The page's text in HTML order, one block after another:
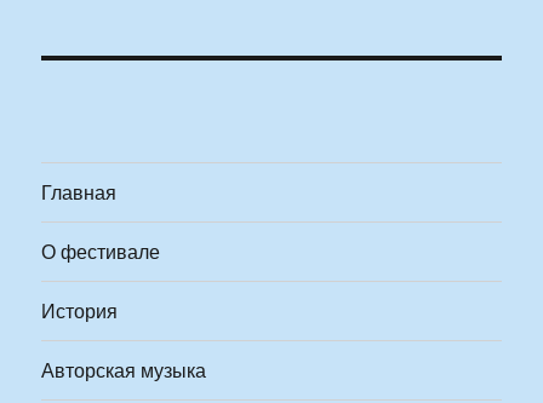
Главная
О фестивале
История
Авторская музыка